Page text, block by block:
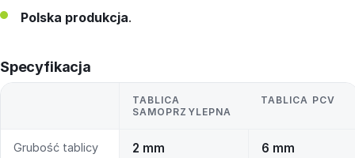
Polska produkcja.
Specyfikacja
TABLICA
SAMOPRZYLEPNA
TABLICA PCV
Grubość tablicy 2 mm 6 mm